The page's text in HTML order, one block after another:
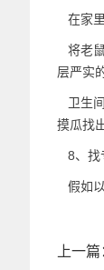
在家
将老
层严实
卫生
摸瓜找
8、找
假如
上一篇